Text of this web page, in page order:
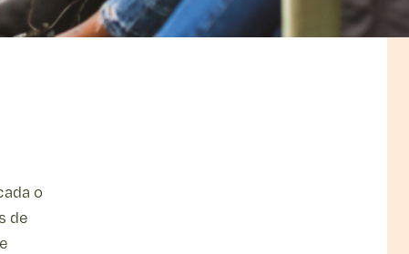
o
de